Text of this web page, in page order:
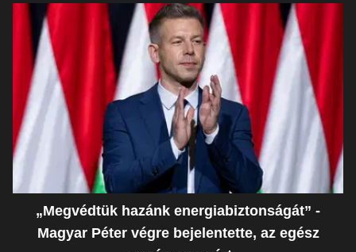
„Megvédtük hazánk energiabiztonságát” -
Magyar Péter végre bejelentette, az egész